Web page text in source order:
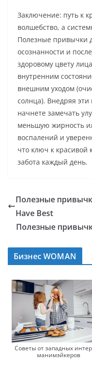
Заключение: путь к
волшебство, а
Полезные привычки
осознанности и
здоровому цвету
внутренним
внешним уходом
солнца). Внедряя
начнете замечать
меньшую жирность
воспалений и
что ключ к красивой
забота каждый день.
Полезные
Have Best
Полезные
Бизнес WOMAN
Советы от западных
манимэйкеров